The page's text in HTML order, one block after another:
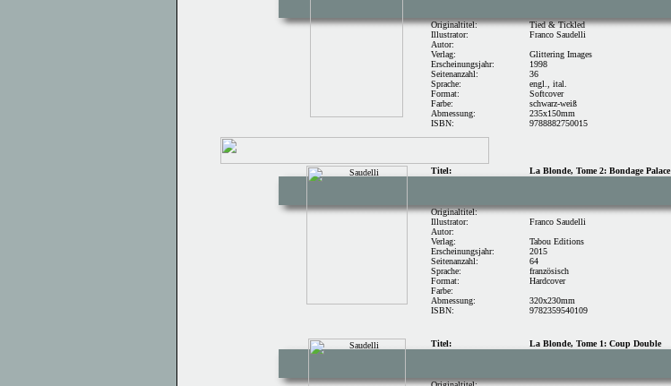
Originaltitel:
Illustrator:
Autor:
Verlag:
Tied & Tickled
Franco Saudelli
Glittering Images
Erscheinungsjahr:
Seitenanzahl:
Sprache:
Format:
Farbe:
Abmessung:
ISBN:
1998
36
engl., ital.
Softcover
schwarz-weiß
235x150mm
9788882750015
Titel: La Blonde, Tome 2: Bondage Palace
Originaltitel:
Illustrator:
Autor:
Verlag:
Franco Saudelli
Tabou Editions
Erscheinungsjahr:
Seitenanzahl:
Sprache:
Format:
Farbe:
Abmessung:
ISBN:
2015
64
französisch
Hardcover
320x230mm
9782359540109
Titel: La Blonde, Tome 1: Coup Double